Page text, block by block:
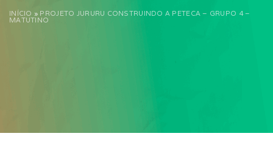
INÍCIO » PROJETO JURURU CONSTRUINDO A PETECA – GRUPO 4 –
MATUTINO